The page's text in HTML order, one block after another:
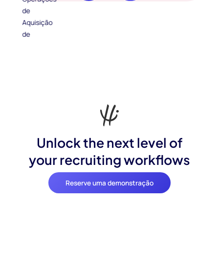
Unlock the next level of
your recruiting workflows
Reserve uma demonstração